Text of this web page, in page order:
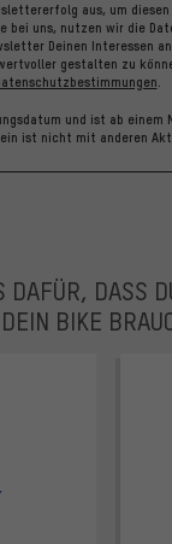
aus, um
bei uns, nutzen wir die
Deinen Interessen
gestalten zu
.
und ist ab einem
ist nicht mit anderen
DASS
BIKE
5 von 5